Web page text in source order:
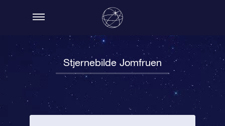
Stjernebilde Jomfruen